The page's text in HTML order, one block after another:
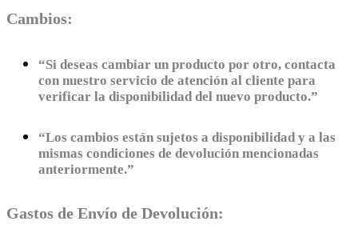
Cambios:
“Si deseas cambiar un producto por otro, contacta
con nuestro servicio de atención al cliente para
verificar la disponibilidad del nuevo producto.”
“Los cambios están sujetos a disponibilidad y a las
mismas condiciones de devolución mencionadas
anteriormente.”
Gastos de Envío de Devolución: